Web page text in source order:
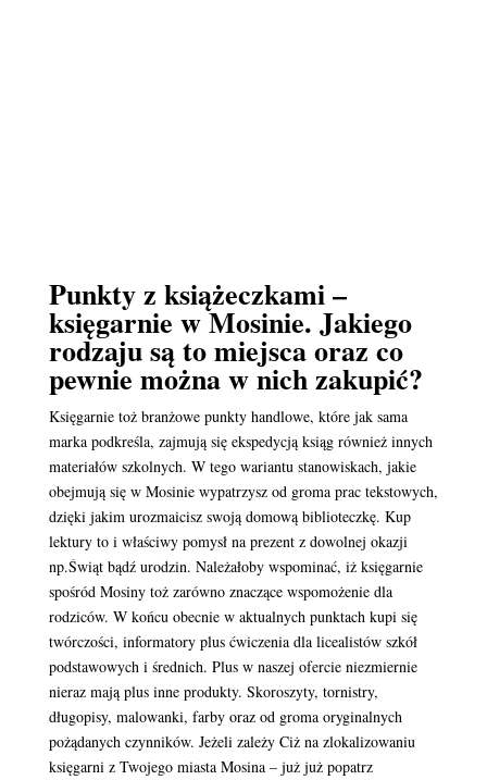
Punkty z książeczkami –
księgarnie w Mosinie. Jakiego
rodzaju są to miejsca oraz co
pewnie można w nich zakupić?
Księgarnie toż branżowe punkty handlowe, które jak sama
marka podkreśla, zajmują się ekspedycją ksiąg również innych
materiałów szkolnych. W tego wariantu stanowiskach, jakie
obejmują się w Mosinie wypatrzysz od groma prac tekstowych,
dzięki jakim urozmaicisz swoją domową biblioteczkę. Kup
lektury to i właściwy pomysł na prezent z dowolnej okazji
np.Świąt bądź urodzin. Należałoby wspominać, iż księgarnie
spośród Mosiny toż zarówno znaczące wspomożenie dla
rodziców. W końcu obecnie w aktualnych punktach kupi się
twórczości, informatory plus ćwiczenia dla licealistów szkół
podstawowych i średnich. Plus w naszej ofercie niezmiernie
nieraz mają plus inne produkty. Skoroszyty, tornistry,
długopisy, malowanki, farby oraz od groma oryginalnych
pożądanych czynników. Jeżeli zależy Ciż na zlokalizowaniu
księgarni z Twojego miasta Mosina – już już popatrz